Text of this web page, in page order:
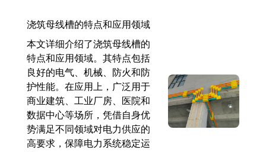
浇筑母线槽的特点和应用领域
本文详细介绍了浇筑母线槽的
特点和应用领域。其特点包括
良好的电气、机械、防火和防
护性能。在应用上，广泛用于
商业建筑、工业厂房、医院和
数据中心等场所，凭借自身优
势满足不同领域对电力供应的
高要求，保障电力系统稳定运